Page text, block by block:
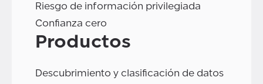
Riesgo de información privilegiada
Confianza cero
Productos
Descubrimiento y clasificación de datos